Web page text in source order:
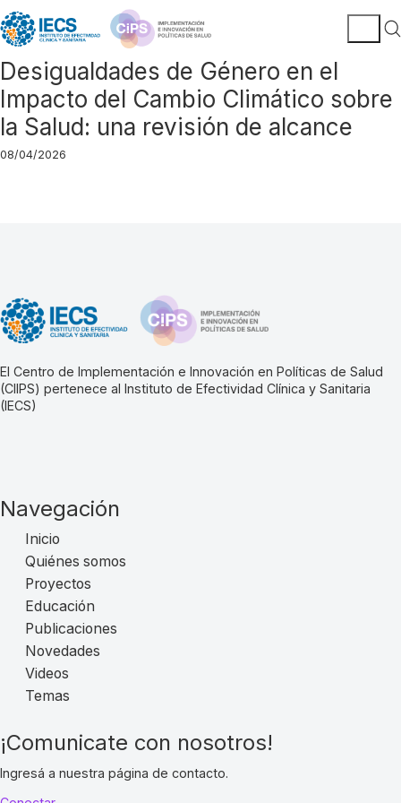
Desigualdades de Género en el
Impacto del Cambio Climático sobre
la Salud: una revisión de alcance
08/04/2026
El Centro de Implementación e Innovación en Políticas de Salud
(CIIPS) pertenece al Instituto de Efectividad Clínica y Sanitaria
(IECS)
Navegación
Inicio
Quiénes somos
Proyectos
Educación
Publicaciones
Novedades
Videos
Temas
¡Comunicate con nosotros!
Ingresá a nuestra página de contacto.